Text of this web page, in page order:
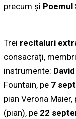
precum și Poemul
Trei recitaluri
consacrați,
instrumente:
Fountain, pe 7
pian Verona Maier,
(pian), pe 22